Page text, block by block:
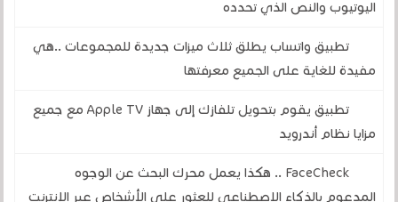
اليوتيوب والنص الذي تحدده
تطبيق واتساب يطلق ثلاث ميزات جديدة للمجموعات ..هي
مفيدة للغاية على الجميع معرفتها
تطبيق يقوم بتحويل تلفازك إلى جهاز Apple TV مع جميع
مزايا نظام أندرويد
FaceCheck .. هكذا يعمل محرك البحث عن الوجوه
المدعوم بالذكاء الاصطناعي للعثور على الأشخاص عبر الإنترنت